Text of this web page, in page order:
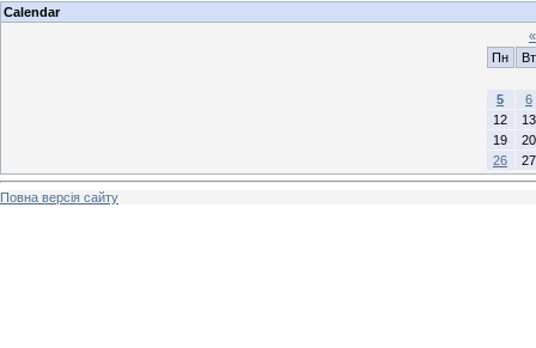
Calendar
«
Пн
Вт
5
6
12
13
19
20
26
27
Повна версія сайту